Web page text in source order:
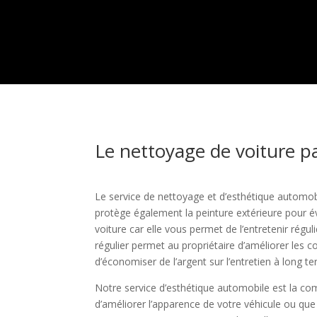
Le nettoyage de voiture
Le service de nettoyage et d’esthétique
protège également la peinture extérieure pour
voiture car elle vous permet de l’entretenir
régulier permet au propriétaire d’améliorer les
d’économiser de l’argent sur l’entretien à long
Notre service d’esthétique automobile est la
d’améliorer l’apparence de votre véhicule ou